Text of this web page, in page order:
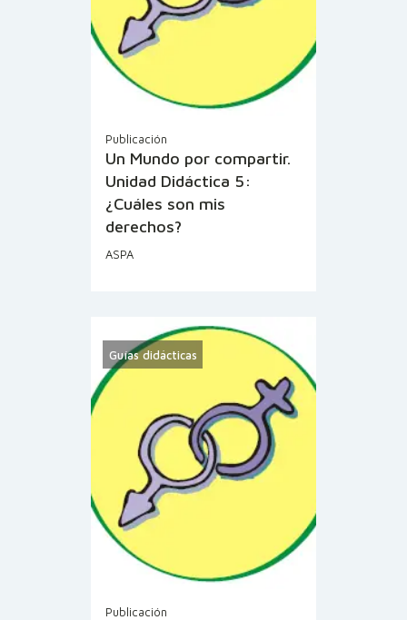
Publicación
Un Mundo por compartir.
Unidad Didáctica 5:
¿Cuáles son mis
derechos?
ASPA
Guías didácticas
Publicación